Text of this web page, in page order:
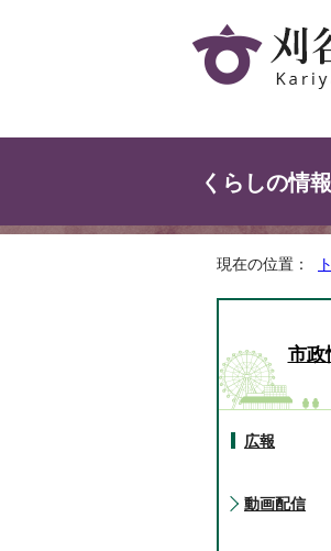
くらしの情報
現在の位置：
市政
広報
動画配信